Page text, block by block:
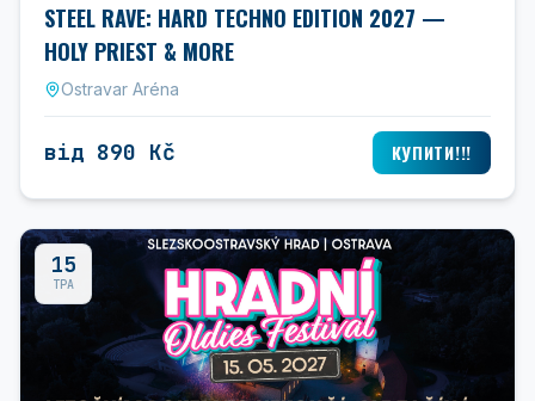
STEEL RAVE: HARD TECHNO EDITION 2027 —
HOLY PRIEST & MORE
Ostravar Aréna
від 890 Kč КУПИТИ!!!
15
ТРА